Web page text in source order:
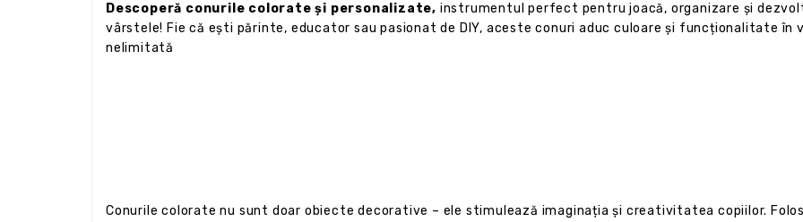
Descoperă conurile colorate și personalizate, instrumentul perfect pentru joacă, organizare și
vârstele! Fie că ești părinte, educator sau pasionat de DIY, aceste conuri aduc culoare și funcționalitate
nelimitată
Conurile colorate nu sunt doar obiecte decorative – ele stimulează imaginația și creativitatea copiilor.